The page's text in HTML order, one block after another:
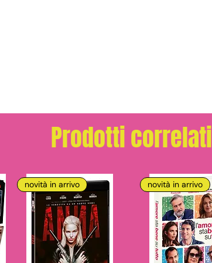
Prodotti correlati
novità in arrivo novità in arrivo